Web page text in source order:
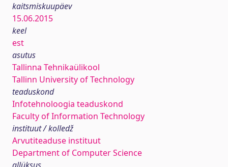
kaitsmiskuupäev
15.06.2015
keel
est
asutus
Tallinna Tehnikaülikool
Tallinn University of Technology
teaduskond
Infotehnoloogia teaduskond
Faculty of Information Technology
instituut / kolledž
Arvutiteaduse instituut
Department of Computer Science